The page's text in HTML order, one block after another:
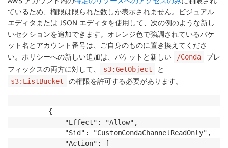
ているため、権限は限られた数しか表示されません。ビジュアル
エディタまたは JSON エディタを使用して、次の例のような新し
いセクションを追加できます。オレンジ色で強調されているバケ
ット名とアカウント番号は、ご自身のものに置き換えてくださ
い。ポリシーへの新しい追加は、バケットと新しい
/Conda
プレ
フィックスの両方に対して、
s3:GetObject と
s3:ListBucket の権限を許可する必要があります。